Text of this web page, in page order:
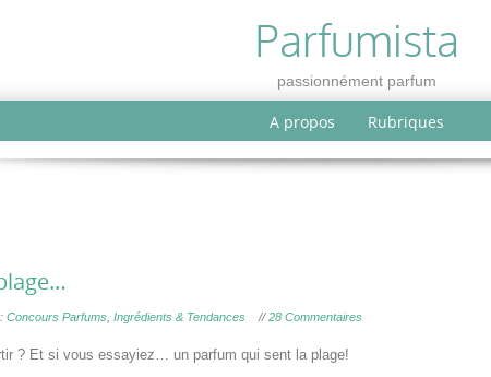
Parfumista
passionnément parfum
A propos Rubriques
Concours Parfums Ingrédients & Tendances //28 Commentaires
? Et si vous essayiez… un parfum qui sent la plage!